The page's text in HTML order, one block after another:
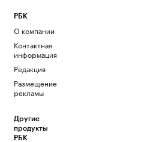
РБК
О компании
Контактная
информация
Редакция
Размещение
рекламы
Другие
продукты
РБК